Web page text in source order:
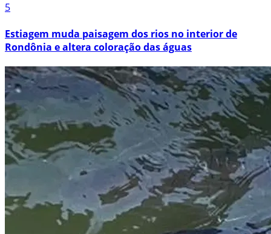
5
Estiagem muda paisagem dos rios no interior de
Rondônia e altera coloração das águas